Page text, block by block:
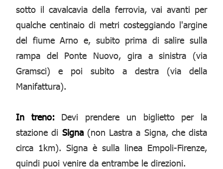
sotto il cavalcavia della ferrovia, vai avanti per
qualche centinaio di metri costeggiando l'argine
del fiume Arno e, subito prima di salire sulla
rampa del Ponte Nuovo, gira a sinistra (via
Gramsci) e poi subito a destra (via della
Manifattura).
In treno: Devi prendere un biglietto per la
stazione di Signa(non Lastra a Signa, che dista
circa 1km). Signa è sulla linea Empoli-Firenze,
quindi puoi venire da entrambe le direzioni.